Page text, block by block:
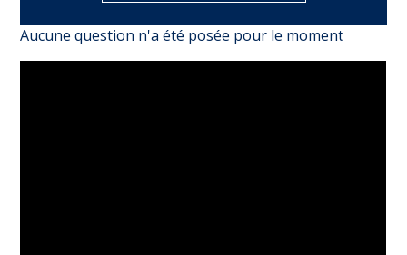
Aucune question n'a été posée pour le moment